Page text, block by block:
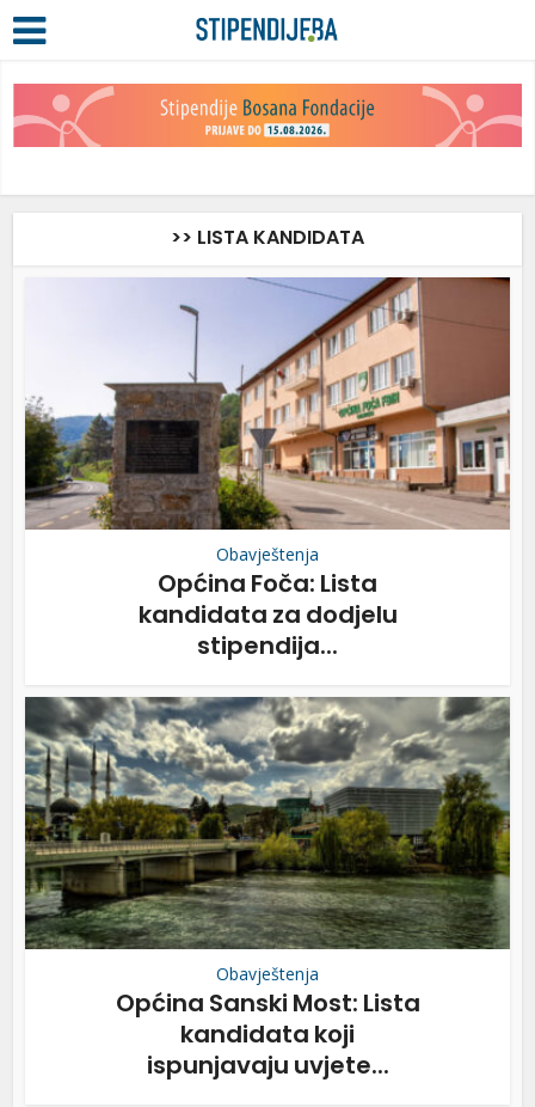
>> LISTA KANDIDATA
Obavještenja
Općina Foča: Lista
kandidata za dodjelu
stipendija...
Obavještenja
Općina Sanski Most: Lista
kandidata koji
ispunjavaju uvjete...